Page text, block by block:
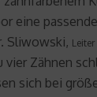
eine
Sliwowski,
Zähnen
sich bei